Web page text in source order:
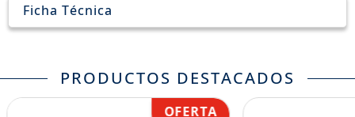
Ficha Técnica
PRODUCTOS DESTACADOS